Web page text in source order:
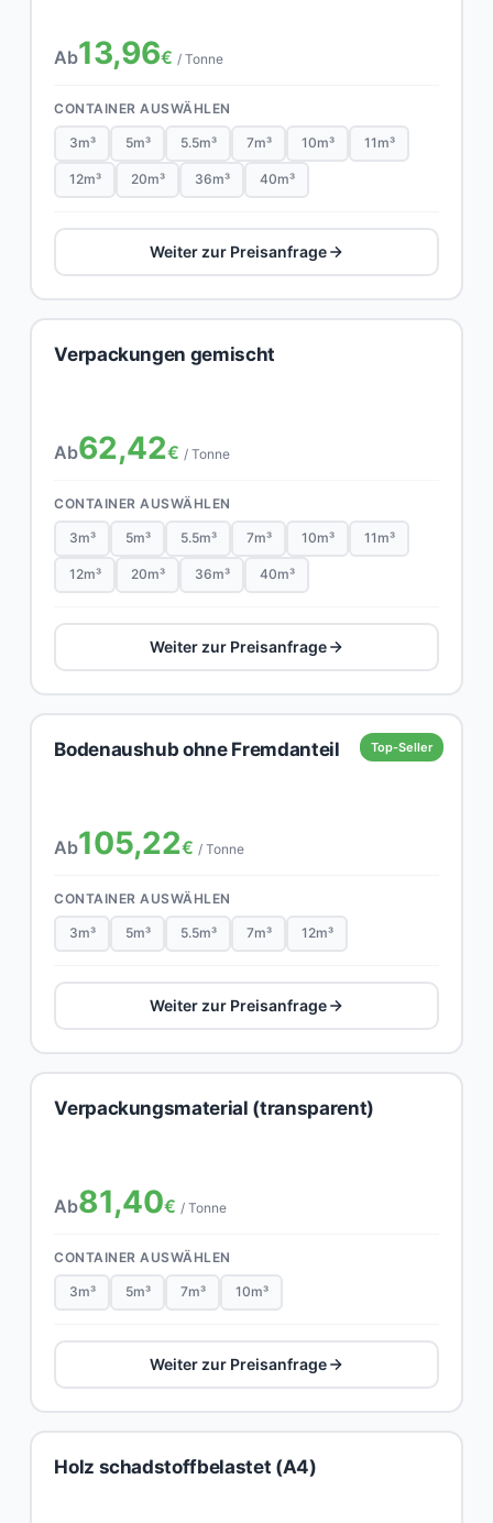
Ab13,96€ / Tonne
CONTAINER AUSWÄHLEN
3m³ 5m³ 5.5m³ 7m³ 10m³ 11m³
12m³ 20m³ 36m³ 40m³
Weiter zur Preisanfrage
Verpackungen gemischt
Ab62,42€ / Tonne
CONTAINER AUSWÄHLEN
3m³ 5m³ 5.5m³ 7m³ 10m³ 11m³
12m³ 20m³ 36m³ 40m³
Weiter zur Preisanfrage
Top-Seller
Bodenaushub ohne Fremdanteil
Ab105,22€ / Tonne
CONTAINER AUSWÄHLEN
3m³ 5m³ 5.5m³ 7m³ 12m³
Weiter zur Preisanfrage
Verpackungsmaterial (transparent)
Ab81,40€ / Tonne
CONTAINER AUSWÄHLEN
3m³ 5m³ 7m³ 10m³
Weiter zur Preisanfrage
Holz schadstoffbelastet (A4)